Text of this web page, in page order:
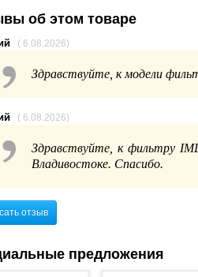
об этом товаре
( 6.08.2026)
Здравствуйте, к модели
( 6.08.2026)
Здравствуйте, к фильтру
Владивостоке. Спасибо.
отзыв
предложения